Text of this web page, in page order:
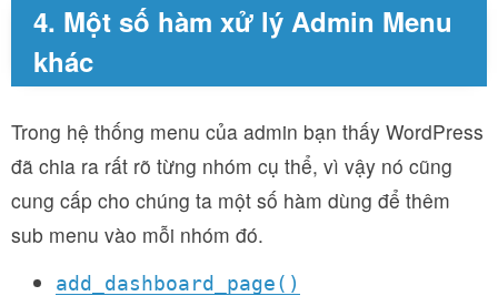
4. Một số hàm xử lý Admin Menu
khác
Trong hệ thống menu của admin bạn thấy WordPress
đã chia ra rất rõ từng nhóm cụ thể, vì vậy nó cũng
cung cấp cho chúng ta một số hàm dùng để thêm
sub menu vào mỗi nhóm đó.
add_dashboard_page()